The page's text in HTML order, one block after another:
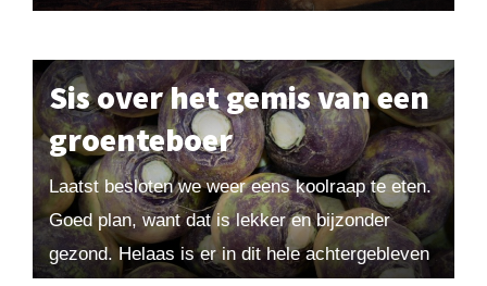
Sis over het gemis van een
groenteboer
Laatst besloten we weer eens koolraap te eten.
Goed plan, want dat is lekker en bijzonder
gezond. Helaas is er in dit hele achtergebleven